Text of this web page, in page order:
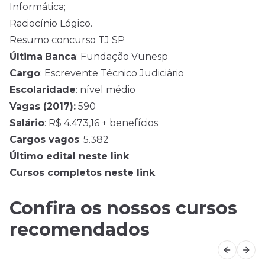
Informática;
Raciocínio Lógico.
Resumo concurso TJ SP
Última Banca: Fundação Vunesp
Cargo: Escrevente Técnico Judiciário
Escolaridade: nível médio
Vagas (2017): 590
Salário: R$ 4.473,16 + benefícios
Cargos vagos: 5.382
Último edital neste link
Cursos completos neste link
Confira os nossos cursos
recomendados